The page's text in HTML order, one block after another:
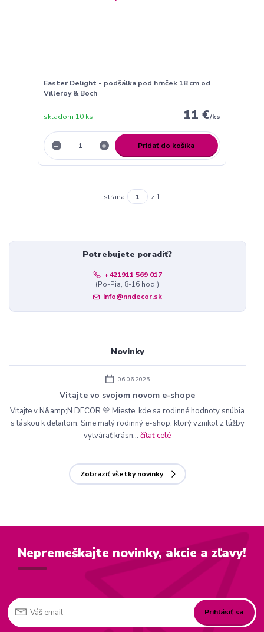
Easter Delight - podšálka pod hrnček 18 cm od
Villeroy & Boch
11 €/ks
skladom 10 ks
Pridať do košíka
strana z 1
Potrebujete poradiť?
+421911 569 017
(Po-Pia, 8-16 hod.)
info@nndecor.sk
Novinky
06.06.2025
Vitajte vo svojom novom e-shope
Vitajte v N&amp;N DECOR 💛 Mieste, kde sa rodinné hodnoty snúbia
s láskou k detailom. Sme malý rodinný e-shop, ktorý vznikol z túžby
vytvárať krásn...čítať celé
Zobraziť všetky novinky
Nepremeškajte novinky, akcie a zľavy!
Prihlásiť sa